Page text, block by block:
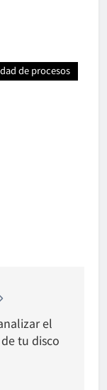
de procesos
el
tu disco